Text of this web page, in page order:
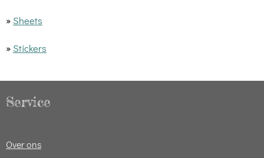
» Sheets
» Stickers
Service
Over ons